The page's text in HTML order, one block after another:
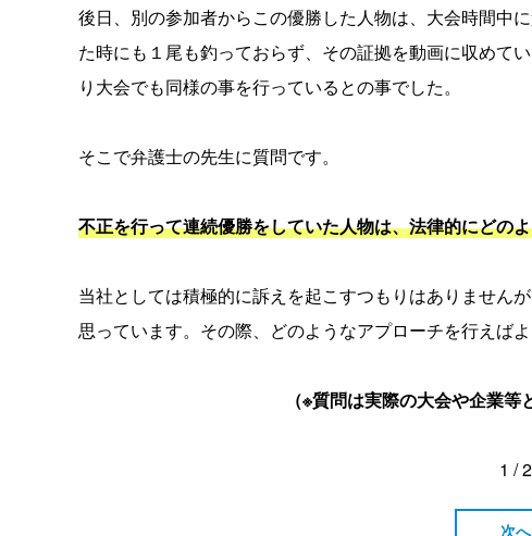
後日、別の参加者からこの優勝した人物は、大会時間中
た時にも１尾も釣っておらず、その証拠を動画に収めて
り大会でも同様の事を行っているとの事でした。
そこで弁護士の先生に質問です。
不正を行って連続優勝をしていた人物は、法律的にどの
当社としては積極的に訴えを起こすつもりはありません
思っています。その際、どのようなアプローチを行えば
（※質問は実際の大会や企業等
1 / 2
次へ